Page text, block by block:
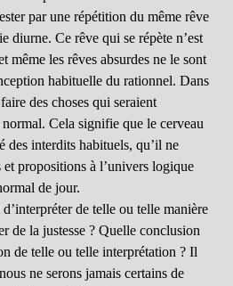
par une répétition du même rêve
diurne. Ce rêve qui se répète n’est
même les rêves absurdes ne le sont
habituelle du rationnel. Dans
des choses qui seraient
Cela signifie que le cerveau
des interdits habituels, qu’il ne
propositions à l’univers logique
de jour.
de telle ou telle manière
de la justesse ? Quelle conclusion
de telle ou telle interprétation ? Il
ne serons jamais certains de